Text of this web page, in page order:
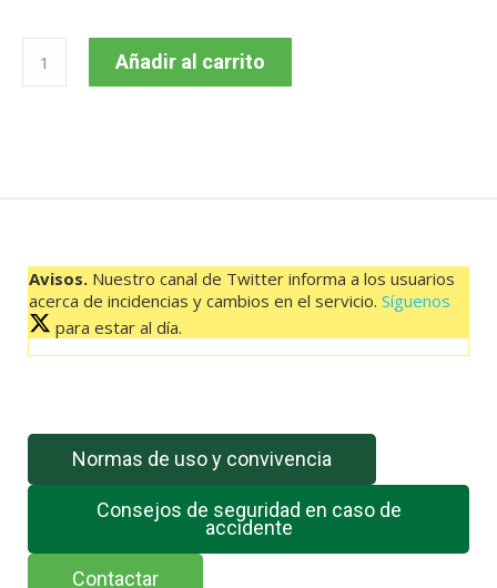
08:30
HORAS.
cantidad
Añadir al carrito
Avisos. Nuestro canal de Twitter informa a los usuarios
acerca de incidencias y cambios en el servicio. Síguenos
para estar al día.
El feed de Twitter no está disponible en este momento.
Normas de uso y convivencia
Consejos de seguridad en caso de
accidente
Contactar